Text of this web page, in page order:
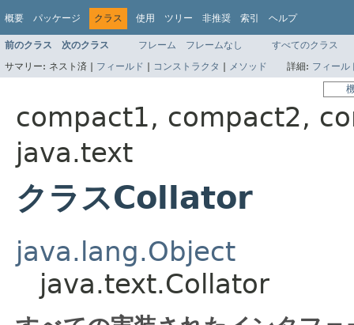
概要 パッケージ クラス 使用 ツリー 非推奨 索引 ヘルプ
前のクラス 次のクラス フレーム フレームなし
すべてのクラス
サマリー: ネスト済 | フィールド | コンストラクタ | メソッド 詳細: フィール
compact1, compact2,
java.text
クラスCollator
java.lang.Object
java.text.Collator